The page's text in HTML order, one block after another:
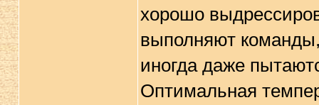
хорошо
выполняют
иногда даже
Оптимальная